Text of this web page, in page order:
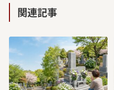
関連記事